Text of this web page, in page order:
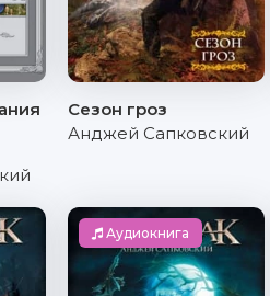
Сезон гроз
Анджей Сапковский
Аудиокнига